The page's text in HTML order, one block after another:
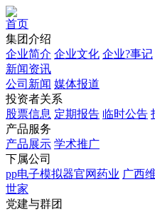
首页
集团介绍
企业简介 企业文化 企业?事记
新闻资讯
公司新闻 媒体报道
投资者关系
股票信息 定期报告 临时公告
产品服务
产品展示 学术推广
下属公司
pp电子模拟器官网药业 广西
世家
党建与群团